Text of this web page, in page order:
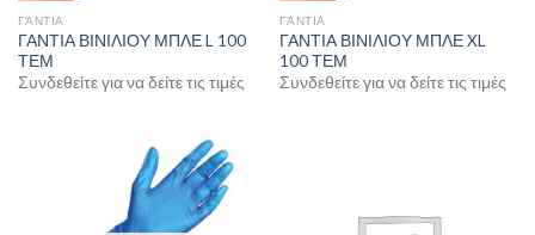
ΓΆΝΤΙΑ
ΓΑΝΤΙΑ ΒΙΝΙΛΙΟΥ ΜΠΛΕ L 100
ΤΕΜ
Συνδεθείτε για να δείτε τις τιμές
ΓΆΝΤΙΑ
ΓΑΝΤΙΑ ΒΙΝΙΛΙΟΥ ΜΠΛΕ XL
100 ΤΕΜ
Συνδεθείτε για να δείτε τις τιμές